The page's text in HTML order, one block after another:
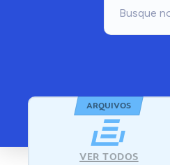
ARQUIVOS
VER TODOS